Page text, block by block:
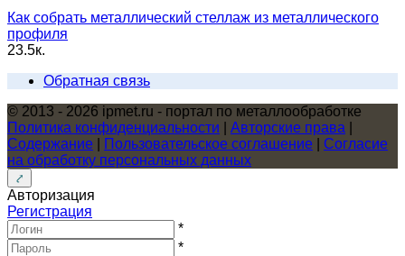
Как собрать металлический стеллаж из металлического
профиля
23.5к.
Обратная связь
© 2013 - 2026 ipmet.ru - портал по металлообработке
Политика конфиденциальности
Авторские права
Содержание
Пользовательское соглашение
Согласие
на обработку персональных данных
Авторизация
Регистрация
*
*